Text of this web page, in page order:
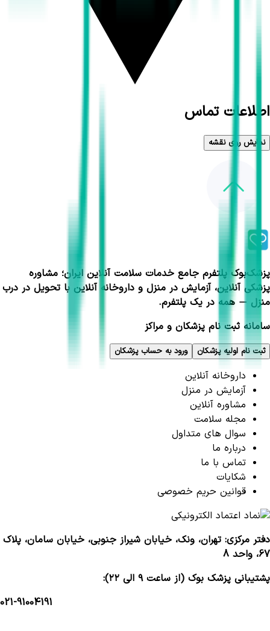
اطلاعات تماس
نمایش روی نقشه
پزشک‌بوک پلتفرم جامع خدمات سلامت آنلاین ایران؛ مشاوره
پزشکی آنلاین، آزمایش در منزل و داروخانه آنلاین با تحویل در درب
منزل — همه در یک پلتفرم.
سامانه ثبت نام پزشکان و مراکز
ثبت نام اولیه پزشکان ورود به حساب پزشکان
داروخانه آنلاین
آزمایش در منزل
مشاوره آنلاین
مجله سلامت
سوال های متداول
درباره ما
تماس با ما
شکایات
قوانین حریم خصوصی
دفتر مرکزی: تهران، ونک، خیابان شیراز جنوبی، خیابان سامان، پلاک
67، واحد 8
پشتیبانی پزشک بوک (از ساعت ۹ الی ۲۲):
021-91004191